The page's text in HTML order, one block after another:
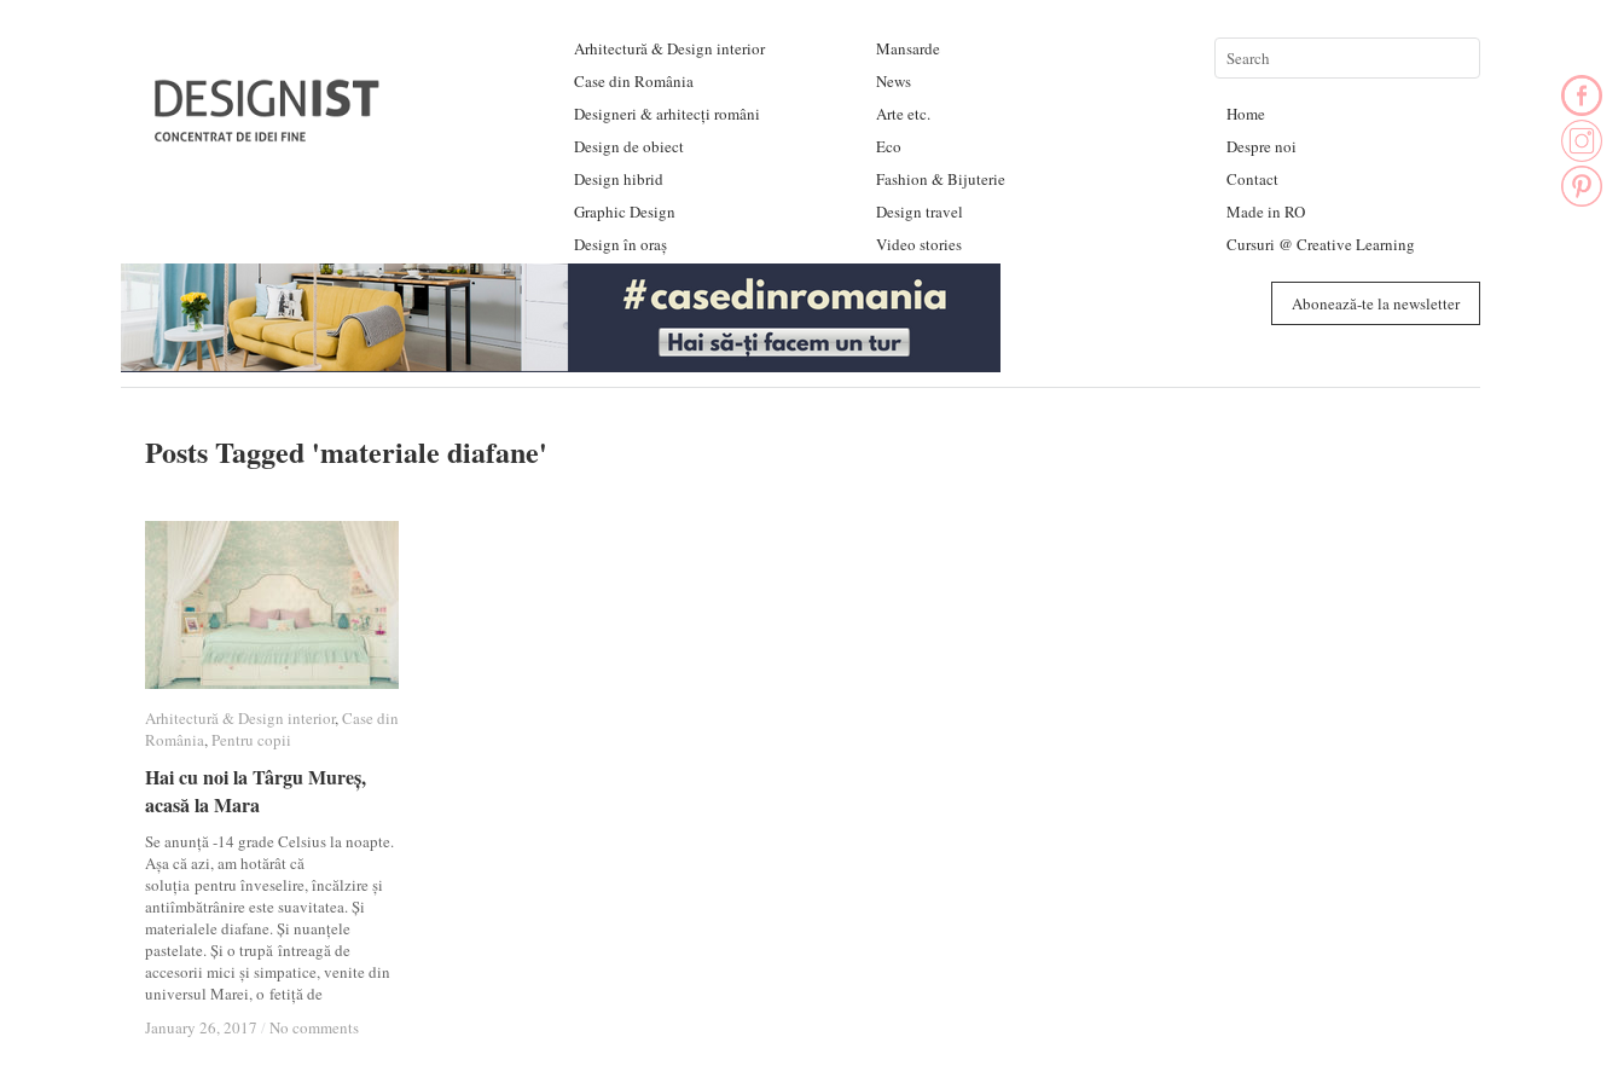
Arhitectură & Design interior
Case din România
Designeri & arhitecți români
Design de obiect
Design hibrid
Graphic Design
Design în oraș
Mansarde
News
Arte etc.
Eco
Fashion & Bijuterie
Design travel
Video stories
Home
Despre noi
Contact
Made in RO
Cursuri @ Creative Learning
Abonează-te la newsletter
Posts Tagged 'materiale diafane'
Arhitectură & Design interior,Case din
România,Pentru copii
Hai cu noi la Târgu Mureș,
acasă la Mara
Se anunță -14 grade Celsius la noapte.
Așa că azi, am hotărât că
soluția pentru înveselire, încălzire și
antiîmbătrânire este suavitatea. Și
materialele diafane. Și nuanțele
pastelate. Și o trupă întreagă de
accesorii mici și simpatice, venite din
universul Marei, o fetiță de
January 26, 2017 / No comments
Arhitectură & Design interior Case din
România Pentru copii
Hai cu noi la Târgu Mureș,
acasă la Mara
January 26, 2017 / No comments